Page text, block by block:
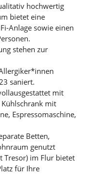
hochwertig
bietet eine
Anlage sowie einen
stehen zur
saniert.
mit
mit
Espressomaschine,
Betten,
genutzt
Tresor) im Flur bietet
für Ihre